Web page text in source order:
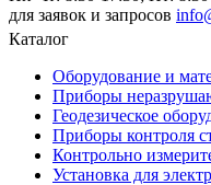
для заявок и запросов
Каталог
Оборудование и
Приборы
Геодезическое
Приборы контроля
Контрольно
Установка для